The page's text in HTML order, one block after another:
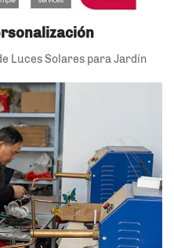
Luces Solares para Jardín